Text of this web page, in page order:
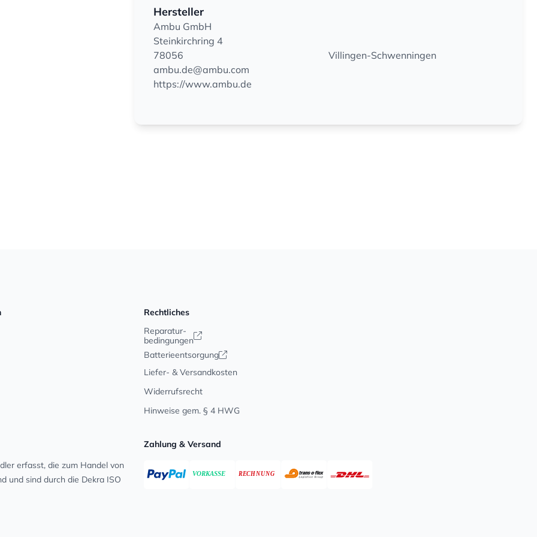
Hersteller
Ambu GmbH
Steinkirchring 4
78056
Villingen-Schwenningen
ambu.de@ambu.com
https://www.ambu.de
Rechtliches
Reparatur-
bedingungen
Batterieentsorgung
Liefer- & Versandkosten
Widerrufsrecht
Hinweise gem. § 4 HWG
erfasst, die zum Handel von
und sind durch die Dekra ISO
Zahlung & Versand